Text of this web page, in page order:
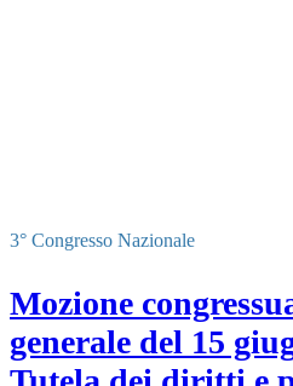
3° Congresso Nazionale
Mozione
generale del 15